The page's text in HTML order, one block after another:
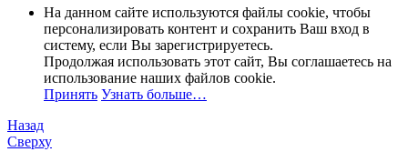
На данном сайте используются файлы cookie, чтобы
персонализировать контент и сохранить Ваш вход в
систему, если Вы зарегистрируетесь.
Продолжая использовать этот сайт, Вы соглашаетесь на
использование наших файлов cookie.
Принять Узнать больше…
Назад
Сверху